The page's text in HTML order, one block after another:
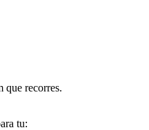
que recorres.
tu: